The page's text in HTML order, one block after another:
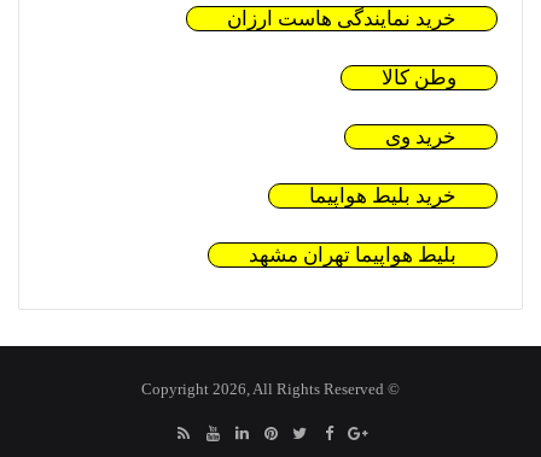
خرید نمایندگی هاست ارزان
وطن کالا
خرید وی
خرید بلیط هواپیما
بلیط هواپیما تهران مشهد
© Copyright 2026, All Rights Reserved